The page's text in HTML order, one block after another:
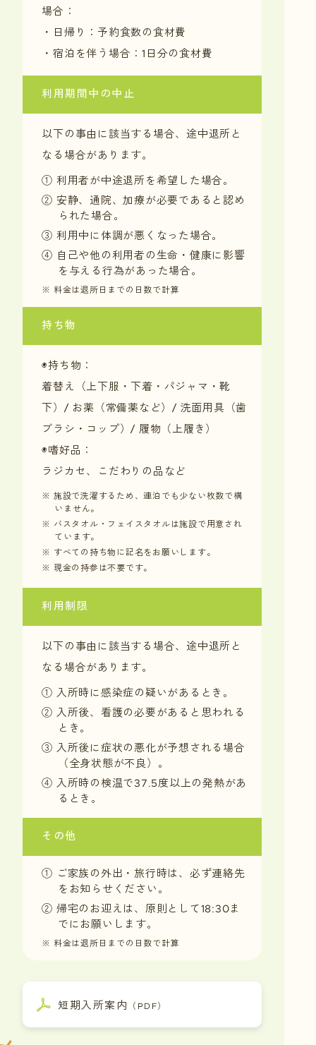
場合：
・日帰り：予約食数の食材費
・宿泊を伴う場合：1日分の食材費
利用期間中の 中止
以下の事由に該当する場合、途中退所と
なる場合があります。
① 利用者が中途退所を希望した場合。
② 安静、通院、加療が必要であると認め
られた場合。
③ 利用中に体調が悪くなった場合。
④ 自己や他の利用者の生命・健康に影響
を与える行為があった場合。
※ 料金は退所日までの日数で計算
持ち物
◉持ち物：
着替え（上下服・下着・パジャマ・靴
下）/ お薬（常備薬など）/ 洗面用具（歯
ブラシ・コップ）/ 履物（上履き）
◉嗜好品：
ラジカセ、こだわりの品など
※ 施設で洗濯するため、連泊でも少ない枚数で構
いません。
※ バスタオル・フェイスタオルは施設で用意され
ています。
※ すべての持ち物に記名をお願いします。
※ 現金の持参は不要です。
利用制限
以下の事由に該当する場合、途中退所と
なる場合があります。
① 入所時に感染症の疑いがあるとき。
② 入所後、看護の必要があると思われる
とき。
③ 入所後に症状の悪化が予想される場合
（全身状態が不良）。
④ 入所時の検温で37.5度以上の発熱があ
るとき。
その他
① ご家族の外出・旅行時は、必ず連絡先
をお知らせください。
② 帰宅のお迎えは、原則として18:30ま
でにお願いします。
※ 料金は退所日までの日数で計算
短期入所案内 （PDF）